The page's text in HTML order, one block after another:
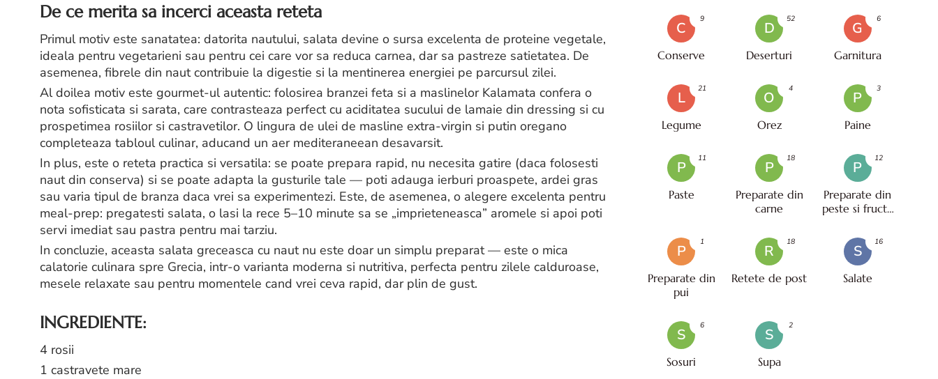
De ce merita sa incerci aceasta reteta
Primul motiv este sanatatea: datorita nautului, salata devine o sursa excelenta de proteine vegetale,
ideala pentru vegetarieni sau pentru cei care vor sa reduca carnea, dar sa pastreze satietatea. De
asemenea, fibrele din naut contribuie la digestie si la mentinerea energiei pe parcursul zilei.
Al doilea motiv este gourmet-ul autentic: folosirea branzei feta si a maslinelor Kalamata confera o
nota sofisticata si sarata, care contrasteaza perfect cu aciditatea sucului de lamaie din dressing si cu
prospetimea rosiilor si castravetilor. O lingura de ulei de masline extra-virgin si putin oregano
completeaza tabloul culinar, aducand un aer mediteraneean desavarsit.
In plus, este o reteta practica si versatila: se poate prepara rapid, nu necesita gatire (daca folosesti
naut din conserva) si se poate adapta la gusturile tale — poti adauga ierburi proaspete, ardei gras
sau varia tipul de branza daca vrei sa experimentezi. Este, de asemenea, o alegere excelenta pentru
meal-prep: pregatesti salata, o lasi la rece 5–10 minute sa se „imprieteneasca” aromele si apoi poti
servi imediat sau pastra pentru mai tarziu.
In concluzie, aceasta salata greceasca cu naut nu este doar un simplu preparat — este o mica
calatorie culinara spre Grecia, intr-o varianta moderna si nutritiva, perfecta pentru zilele calduroase,
mesele relaxate sau pentru momentele cand vrei ceva rapid, dar plin de gust.
INGREDIENTE:
4 rosii
1 castravete mare
C
Conserve
9
D
Deserturi
52
G
Garnitura
6
L
Legume
21
O
Orez
4
P
Paine
3
P
Paste
11
P
Preparate din
carne
18
P
Preparate din
peste si fructe
12
P
Preparate din
pui
1
R
Retete de post
18
S
Salate
16
S
Sosuri
6
S
Supa
2